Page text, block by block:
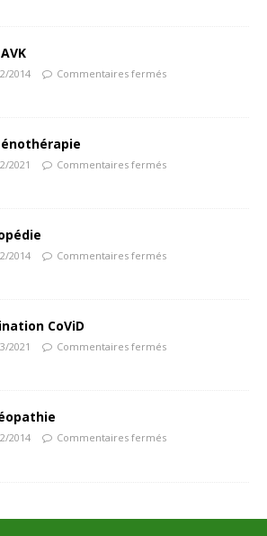
2014 Commentaires fermés
2021 Commentaires fermés
2014 Commentaires fermés
CoViD
2021 Commentaires fermés
2014 Commentaires fermés